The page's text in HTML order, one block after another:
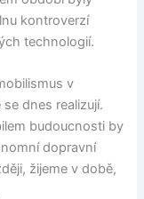
kontroverzí
technologií.
v
dnes realizují.
budoucnosti by
dopravní
žijeme v době,